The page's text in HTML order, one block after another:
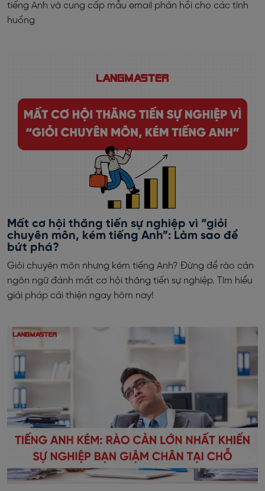
tiếng Anh và cung cấp mẫu email phản hồi cho các tình
huống
Mất cơ hội thăng tiến sự nghiệp vì “giỏi
chuyên môn, kém tiếng Anh”: Làm sao để
bứt phá?
Giỏi chuyên môn nhưng kém tiếng Anh? Đừng để rào cản
ngôn ngữ đánh mất cơ hội thăng tiến sự nghiệp. Tìm hiểu
giải pháp cải thiện ngay hôm nay!